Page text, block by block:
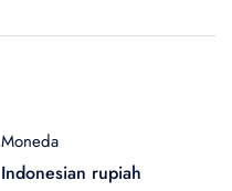
Moneda
Indonesian rupiah